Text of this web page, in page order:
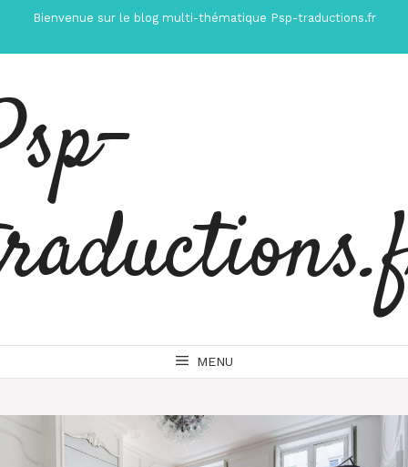
contenu
Bienvenue sur le blog multi-thématique Psp-traductions.fr
MENU